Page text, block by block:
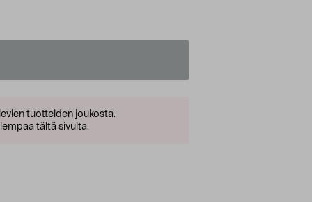
tuotteiden joukosta.
tältä sivulta.